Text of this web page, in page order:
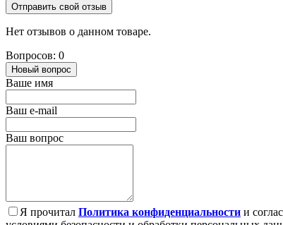
Отправить свой отзыв
Нет отзывов о данном товаре.
Вопросов: 0
Новый вопрос
Ваше имя
Ваш e-mail
Ваш вопрос
Я прочитал Политика конфиденциальности и